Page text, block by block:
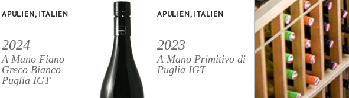
APULIEN, ITALIEN
2024
A Mano Fiano
Greco Bianco
Puglia IGT
APULIEN, ITALIEN
2023
A Mano Primitivo di
Puglia IGT